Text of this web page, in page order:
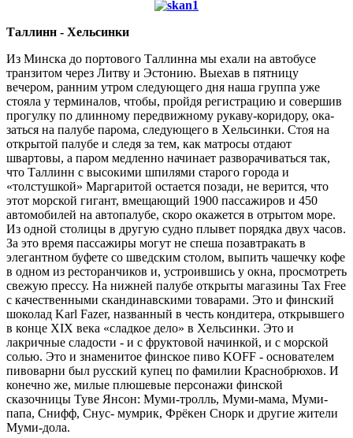
Таллинн - Хельсинки
Из Минска до портового Таллинна мы ехали на автобусе
транзитом через Литву и Эстонию. Выехав в пятницу
вечером, ранним утром следующего дня наша группа уже
стояла у терми­налов, чтобы, пройдя регистрацию и совершив
прогулку по длинному пе­редвижному рукаву-коридору, ока­
заться на палубе парома, следующего в Хельсинки. Стоя на
открытой палу­бе и следя за тем, как матросы отдают
швартовы, а паром медленно начина­ет разворачиваться так,
что Таллинн с высокими шпилями старого города и
«толстушкой» Маргаритой остается позади, не верится, что
этот морской гигант, вмещающий 1900 пассажиров и 450
автомобилей на автопалубе, ско­ро окажется в отрытом море.
Из од­ной столицы в другую судно плывет порядка двух часов.
За это время пас­сажиры могут не спеша позавтракать в
элегантном буфете со шведским сто­лом, выпить чашечку кофе
в одном из ресторанчиков и, устроившись у окна, просмотреть
свежую прессу. На ниж­ней палубе открыты магазины Tax Free
с качественными скандинавскими то­варами. Это и финский
шоколад Karl Fazer, названный в честь кондитера, открывшего
в конце XIX века «сладкое дело» в Хельсинки. Это и
лакричные сладости - и с фруктовой начинкой, и с морской
солью. Это и знаменитое финское пиво KOFF - основателем
пи­воварни был русский купец по фами­лии Краснобрюхов. И
конечно же, ми­лые плюшевые персонажи финской
сказочницы Туве Янсон: Муми-тролль, Муми-мама, Муми-
папа, Снифф, Снус- мумрик, Фрёкен Снорк и другие жите­ли
Муми-дола.